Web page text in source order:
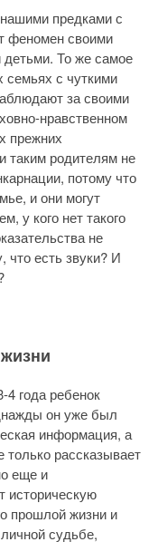
предками с
феномен своими
детьми. То же самое
семьях с чуткими
за своими
нравственном
прежних
таким родителям не
потому что
и они могут
у кого нет такого
не
что есть звуки? И
года ребенок
он уже был
информация, а
только рассказывает
еще и
историческую
прошлой жизни и
судьбе,